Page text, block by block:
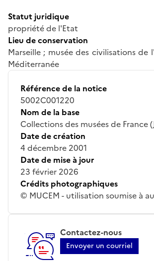
Statut juridique
propriété de l'Etat
Lieu de conservation
Marseille ; musée des civilisations de
Méditerranée
Référence de la notice
5002C001220
Nom de la base
Collections des musées de France
Date de création
4 décembre 2001
Date de mise à jour
23 février 2026
Crédits photographiques
© MUCEM - utilisation soumise à
Contactez-nous
Envoyer un courriel